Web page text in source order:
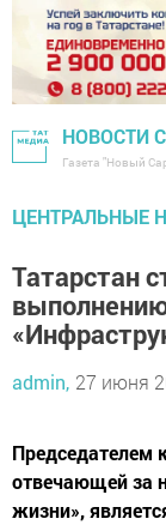
НОВОСТИ
Газета "Новый
ЦЕНТРАЛЬНЫЕ
Татарстан
admin, 27 июня
Председателем
отвечающей за
жизни»,